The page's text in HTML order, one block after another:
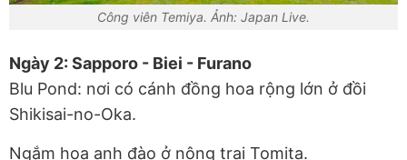
Công viên Temiya. Ảnh: Japan Live.
Ngày 2: Sapporo - Biei - Furano
Blu Pond: nơi có cánh đồng hoa rộng lớn ở đồi
Shikisai-no-Oka.
Ngắm hoa anh đào ở nông trại Tomita.